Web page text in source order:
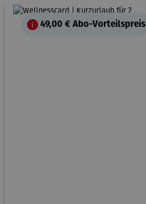
49,00 € Abo-Vorteilspreis